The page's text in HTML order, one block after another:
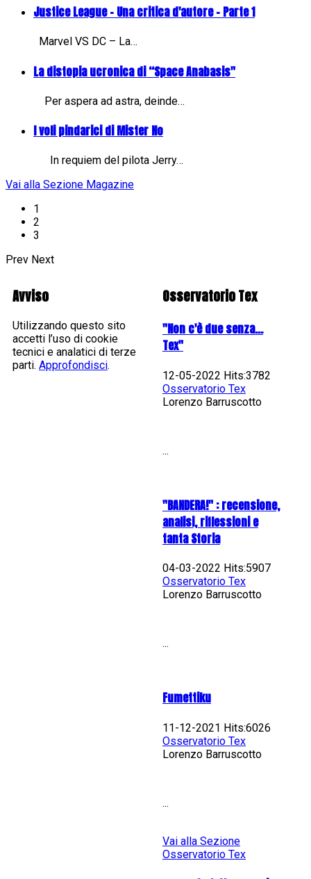
Justice League - Una critica d'autore - Parte 1
Marvel VS DC – La…
La distopia ucronica di “Space Anabasis"
Per aspera ad astra, deinde…
I voli pindarici di Mister No
In requiem del pilota Jerry…
Vai alla Sezione Magazine
1
2
3
Prev Next
Avviso
Utilizzando questo sito
accetti l’uso di cookie
tecnici e analatici di terze
parti. Approfondisci.
Osservatorio Tex
"Non c'è due senza...
Tex"
12-05-2022 Hits:3782
Osservatorio Tex
Lorenzo Barruscotto
...
"BANDERA!" : recensione,
analisi, riflessioni e
tanta Storia
04-03-2022 Hits:5907
Osservatorio Tex
Lorenzo Barruscotto
...
Fumettiku
11-12-2021 Hits:6026
Osservatorio Tex
Lorenzo Barruscotto
...
Vai alla Sezione
Osservatorio Tex